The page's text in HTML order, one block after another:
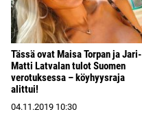
Tässä ovat Maisa Torpan ja Jari-
Matti Latvalan tulot Suomen
verotuksessa – köyhyysraja
alittui!
04.11.2019 10:30